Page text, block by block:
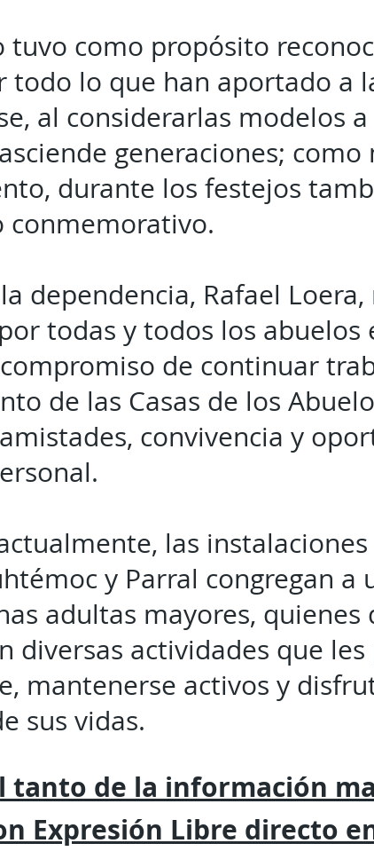
tuvo como propósito
todo lo que han aportado a
al considerarlas modelos
generaciones; como
durante los festejos
conmemorativo.
dependencia, Rafael
todas y todos los abuelos
de continuar
de las Casas de los
convivencia y
las
y Parral congregan a
adultas mayores,
diversas actividades que
mantenerse activos y
sus vidas.
tanto de la información
Expresión Libre directo